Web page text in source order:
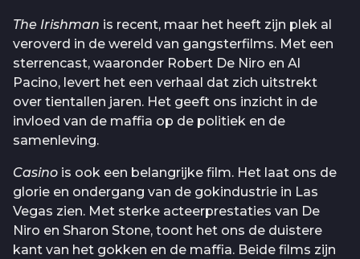
The Irishman is recent, maar het heeft zijn plek al
veroverd in de wereld van gangsterfilms. Met een
sterrencast, waaronder Robert De Niro en Al
Pacino, levert het een verhaal dat zich uitstrekt
over tientallen jaren. Het geeft ons inzicht in de
invloed van de maffia op de politiek en de
samenleving.
Casino is ook een belangrijke film. Het laat ons de
glorie en ondergang van de gokindustrie in Las
Vegas zien. Met sterke acteerprestaties van De
Niro en Sharon Stone, toont het ons de duistere
kant van het gokken en de maffia. Beide films zijn